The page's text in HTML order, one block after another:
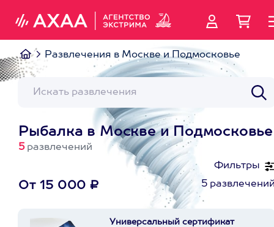
Развлечения в Москве и Подмосковье
Рыбалка в Москве и Подмосковье
5развлечений
Фильтры
От 15 000 ₽ 5
Универсальный сертификат